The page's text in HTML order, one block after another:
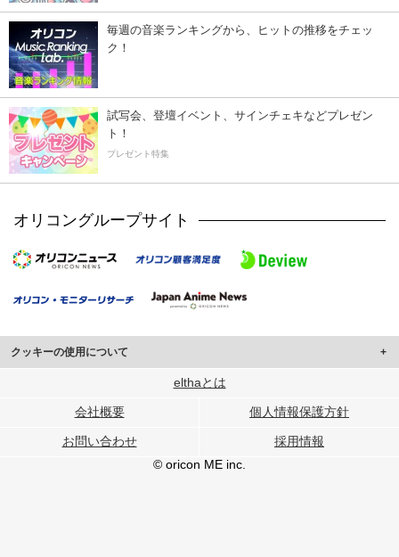
毎週の音楽ランキングから、ヒットの推移をチェッ
ク！
試写会、登壇イベント、サインチェキなどプレゼン
ト！
プレゼント特集
オリコングループサイト
クッキーの使用について
このサイトでは Cookie を使用して、ユーザーに合わせたコンテンツや広告の
行っています。
メディアや広告配信、データ解析の各パートナーに提供しています。
各パートナーは、この情報とユーザーが各パートナーに提供した他の情報や、
ユーザーが各パートナーのサービスを使用したときに収集した他の情報を組み
elthaとは
会社概要 個人情報保護方針
お問い合わせ
採用情報
© oricon ME inc.